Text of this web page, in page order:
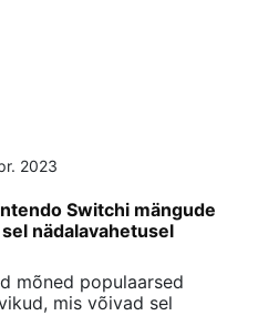
2023
Switchi mängude
nädalavahetusel
mõned populaarsed
mis võivad sel